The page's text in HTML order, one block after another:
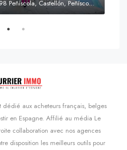
C. Guatemala, 6, 12598 Peñíscola, Castellón, Peñíscola, Communauté valencienne
dédié aux acheteurs français, belges
en Espagne. Affilié au média Le
collaboration avec nos agences
disposition les meilleurs outils pour